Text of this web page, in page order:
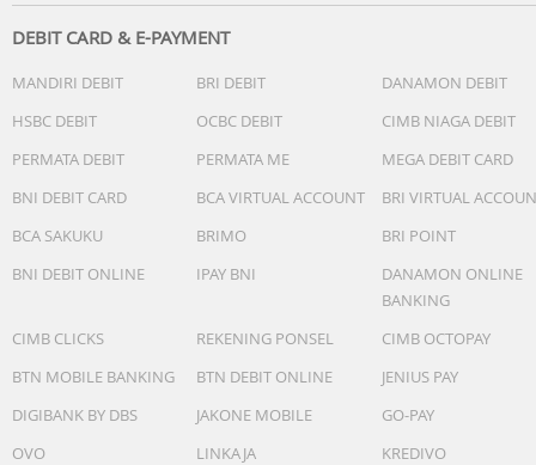
DEBIT CARD & E-PAYMENT
MANDIRI DEBIT BRI DEBIT
DANAMON DEBIT
HSBC DEBIT
OCBC DEBIT
CIMB NIAGA DEBIT
PERMATA DEBIT
PERMATA ME
MEGA DEBIT CARD
BNI DEBIT CARD
BCA VIRTUAL ACCOUNT
BRI VIRTUAL
BCA SAKUKU
BRIMO
BRI POINT
BNI DEBIT ONLINE
IPAY BNI
DANAMON ONLINE
BANKING
CIMB CLICKS
REKENING PONSEL
CIMB OCTOPAY
BTN MOBILE BANKING
BTN DEBIT ONLINE
JENIUS PAY
DIGIBANK BY DBS
JAKONE MOBILE
GO-PAY
OVO
LINKAJA
KREDIVO